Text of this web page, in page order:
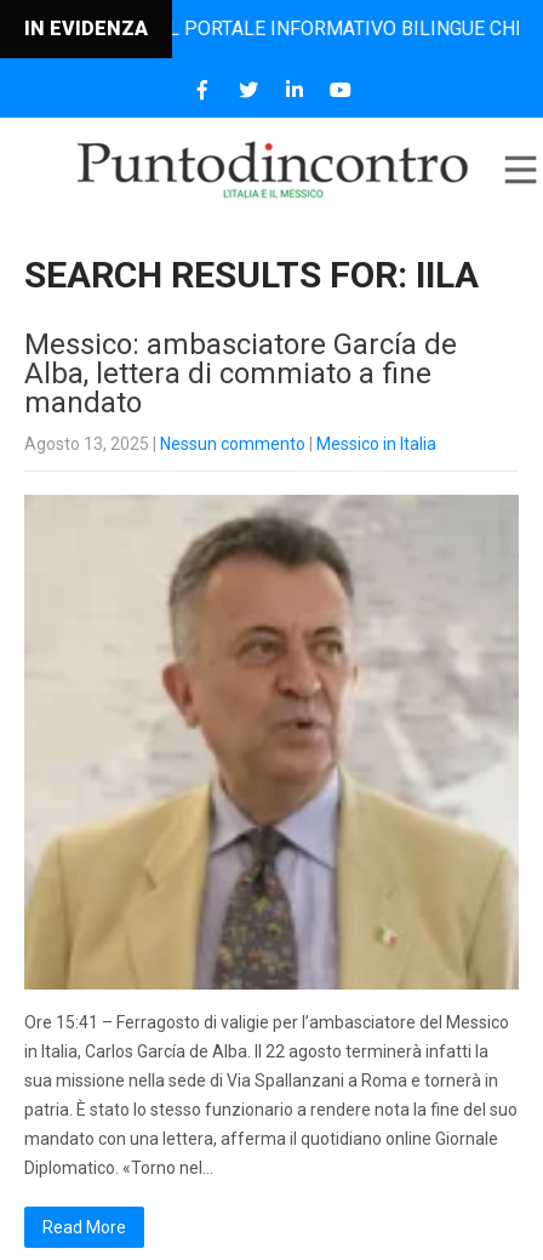
IN EVIDENZA
IL PORTALE INFORMATIVO BILINGUE CHE DAL 2006
SEARCH RESULTS FOR: IILA
Messico: ambasciatore García de
Alba, lettera di commiato a fine
mandato
Agosto 13, 2025 Nessun commento Messico in Italia
Ore 15:41 – Ferragosto di valigie per l’ambasciatore del Messico
in Italia, Carlos García de Alba. Il 22 agosto terminerà infatti la
sua missione nella sede di Via Spallanzani a Roma e tornerà in
patria. È stato lo stesso funzionario a rendere nota la fine del suo
mandato con una lettera, afferma il quotidiano online Giornale
Diplomatico. «Torno nel…
Read More